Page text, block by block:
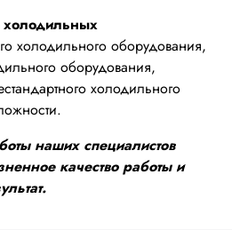
холодильных
холодильного оборудования,
оборудования,
холодильного
наших специалистов
качество работы и